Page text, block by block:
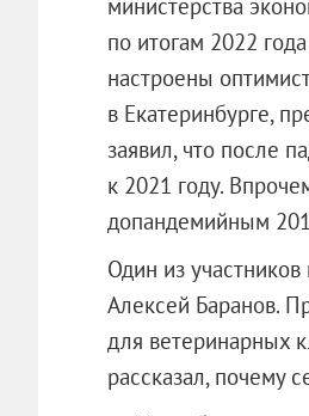
по итогам 2022
настроены
в Екатеринбурге,
заявил, что после
к 2021 году.
допандемийным
Один из
Алексей Баранов.
для ветеринарных
рассказал, почему